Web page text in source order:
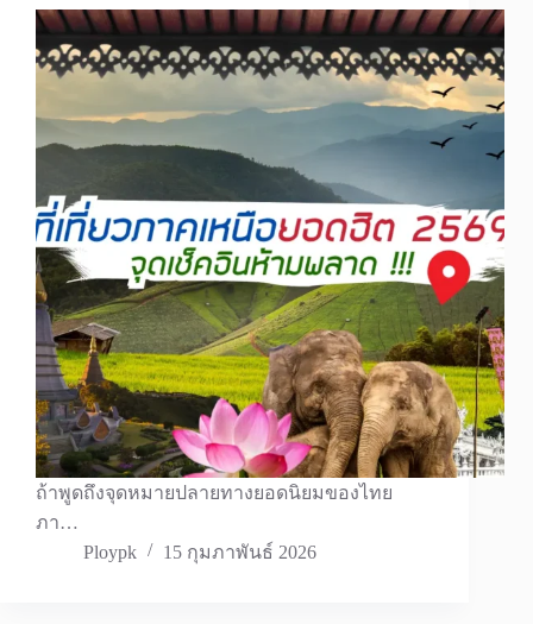
ถ้าพูดถึงจุดหมายปลายทางยอดนิยมของไทย
ภา…
Ploypk
15 กุมภาพันธ์ 2026